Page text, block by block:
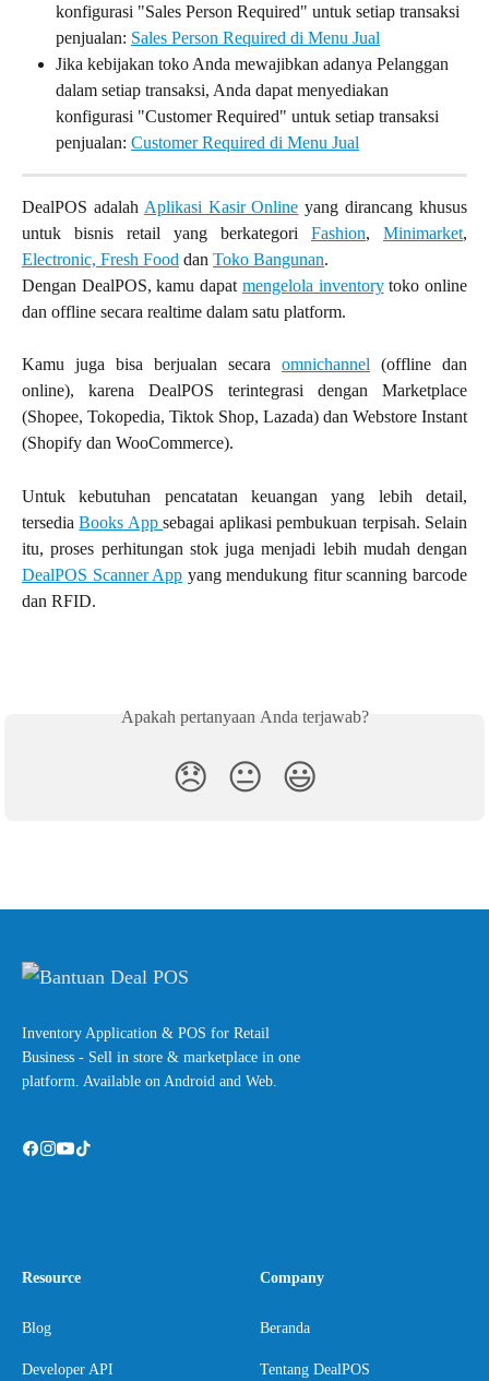
konfigurasi "Sales Person Required" untuk setiap transaksi
penjualan: Sales Person Required di Menu Jual
Jika kebijakan toko Anda mewajibkan adanya Pelanggan
dalam setiap transaksi, Anda dapat menyediakan
konfigurasi "Customer Required" untuk setiap transaksi
penjualan: Customer Required di Menu Jual
DealPOS adalah Aplikasi Kasir Online yang dirancang khusus
untuk bisnis retail yang berkategori Fashion, Minimarket,
Electronic, Fresh Food dan Toko Bangunan.
Dengan DealPOS, kamu dapat mengelola inventorytoko online
dan offline secara realtime dalam satu platform.
Kamu juga bisa berjualan secara omnichannel (offline dan
online), karena DealPOS terintegrasi dengan Marketplace
(Shopee, Tokopedia, Tiktok Shop, Lazada) dan Webstore Instant
(Shopify dan WooCommerce).
Untuk kebutuhan pencatatan keuangan yang lebih detail,
tersediaBooks Appsebagai aplikasi pembukuan terpisah. Selain
itu, proses perhitungan stok juga menjadi lebih mudah dengan
DealPOS Scanner App yang mendukung fitur scanning barcode
dan RFID.
Apakah pertanyaan Anda terjawab?
😞 😐 😃
Inventory Application & POS for Retail
Business - Sell in store & marketplace in one
platform. Available on Android and Web.
Resource
Blog
Developer API
Company
Beranda
Tentang DealPOS